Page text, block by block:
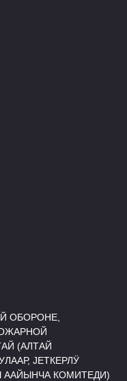
ОБОРОНЕ,
(АЛТАЙ
ЈЕТКЕРЛӰ
ААЙЫНЧА КОМИТЕДИ)